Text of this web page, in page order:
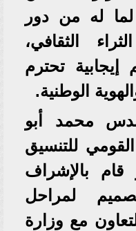
لما له من دور
الثقافي،
تحترم
الوطنية.
محمد أبو
للتنسيق
قام بالإشراف
لمراحل
مع وزارة